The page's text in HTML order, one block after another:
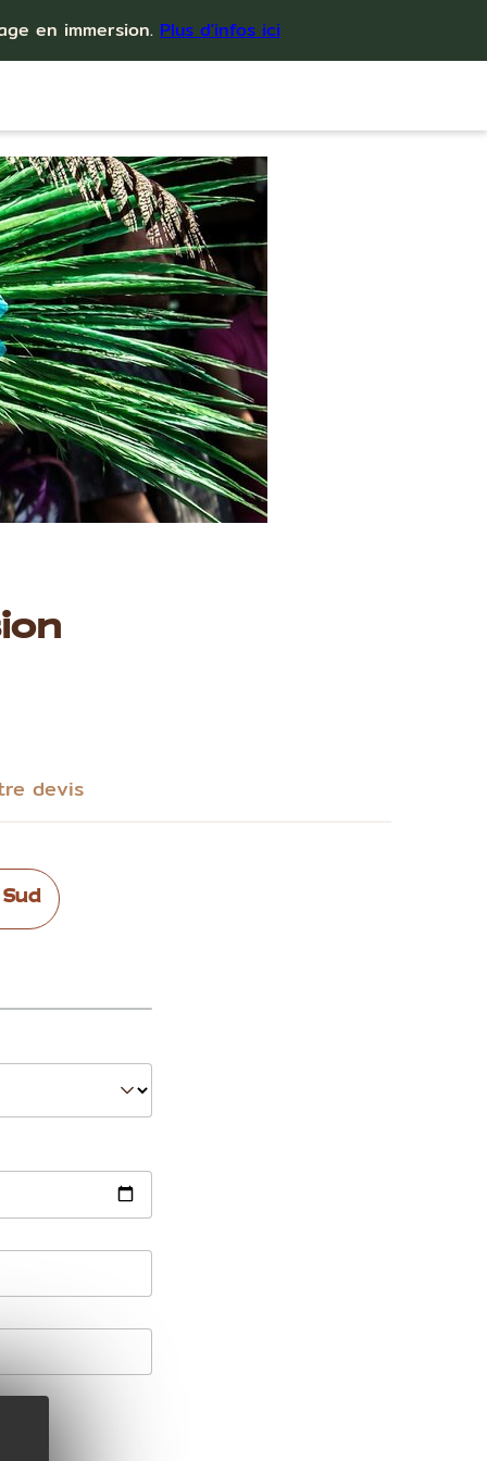
en immersion. Plus d'infos ici
devis
Sud